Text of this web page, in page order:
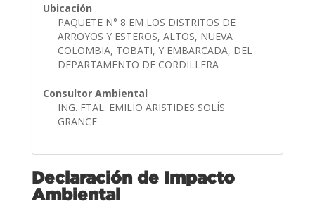
Ubicación
PAQUETE N° 8 EM LOS DISTRITOS DE
ARROYOS Y ESTEROS, ALTOS, NUEVA
COLOMBIA, TOBATI, Y EMBARCADA, DEL
DEPARTAMENTO DE CORDILLERA
Consultor Ambiental
ING. FTAL. EMILIO ARISTIDES SOLÍS
GRANCE
Declaración de Impacto
Ambiental